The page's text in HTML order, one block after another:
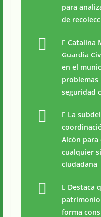
para
de
 Catalina
Guardia
en el
problemas
seguridad
 La
Alcón para
cualquier
ciudadana
 Destaca
patrimonio
forma